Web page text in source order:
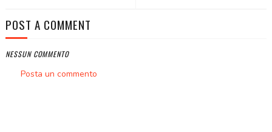
POST A COMMENT
NESSUN COMMENTO
Posta un commento